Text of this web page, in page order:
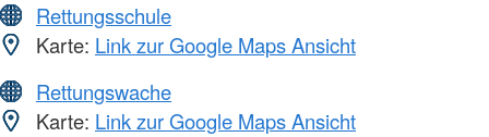
Rettungsschule
Karte: Link zur Google Maps Ansicht
Rettungswache
Karte: Link zur Google Maps Ansicht